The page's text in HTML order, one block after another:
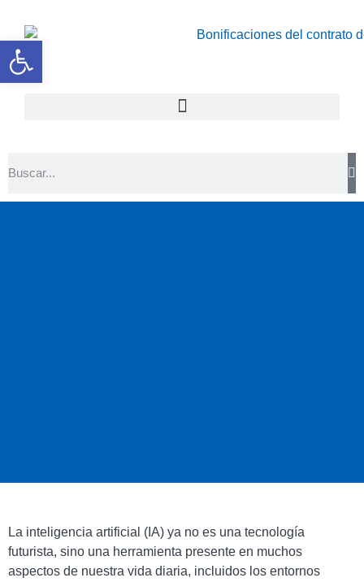
La inteligencia artificial (IA) ya no es una tecnología
futurista, sino una herramienta presente en muchos
aspectos de nuestra vida diaria, incluidos los entornos
Abrir barra de herramientas